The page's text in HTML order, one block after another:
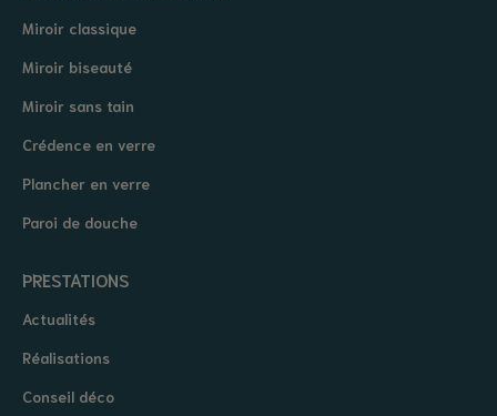
Miroir classique
Miroir biseauté
Miroir sans tain
Crédence en verre
Plancher en verre
Paroi de douche
PRESTATIONS
Actualités
Réalisations
Conseil déco